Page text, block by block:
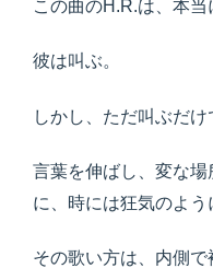
この曲のH.R.は、本当
彼は叫ぶ。
しかし、ただ叫ぶだけ
言葉を伸ばし、変な場
に、時には狂気のよう
その歌い方は、内側